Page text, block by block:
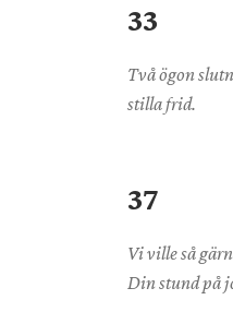
33
Två ögon
stilla frid.
37
Vi ville så
Din stund på